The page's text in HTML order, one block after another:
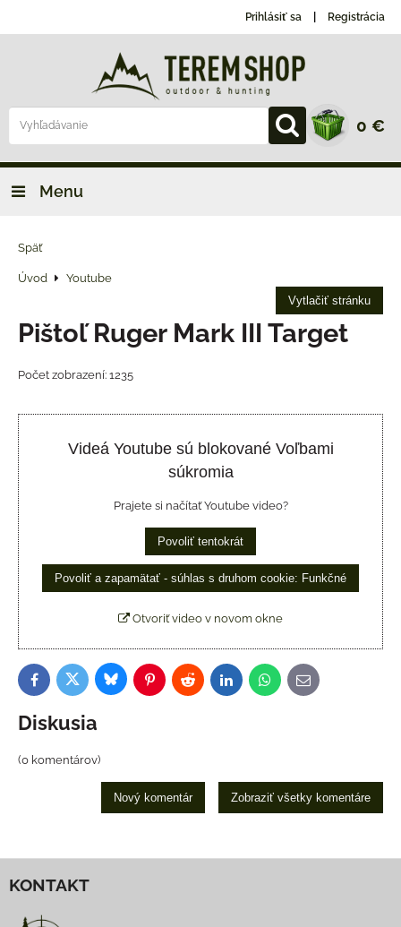
Prihlásiť sa Registrácia
0 €
Menu
Späť
Úvod
Youtube
Vytlačiť stránku
Pištoľ Ruger Mark III Target
Počet zobrazení: 1235
Videá Youtube sú blokované Voľbami
súkromia
Prajete si načítať Youtube video?
Povoliť tentokrát
Povoliť a zapamätať - súhlas s druhom cookie: Funkčné
Otvoriť video v novom okne
FacebookTwitterBlueskyPinterestReddit LinkedInWhatsApp
E-
mail
Diskusia
(0 komentárov)
Zobraziť všetky komentáre
Nový komentár
KONTAKT